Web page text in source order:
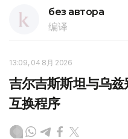
без автора
编译
13:09, 04 8月 2026
吉尔吉斯斯坦与乌
互换程序